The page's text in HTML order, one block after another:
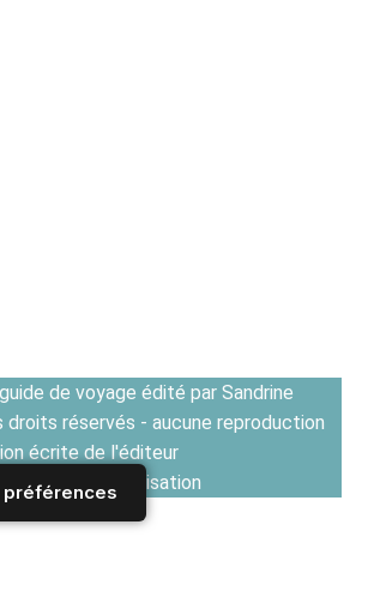
de voyage édité par Sandrine
droits réservés - aucune reproduction
écrite de l'éditeur
générales d'utilisation